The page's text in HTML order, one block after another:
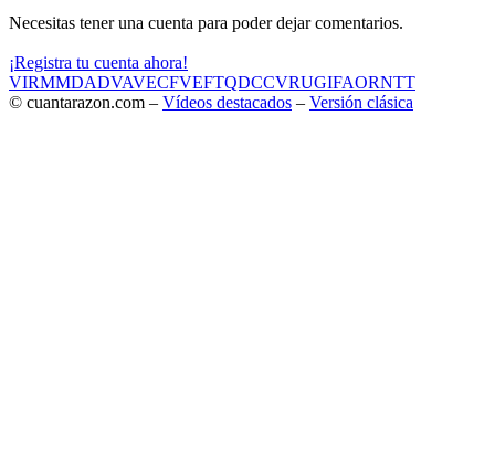
Necesitas tener una cuenta para poder dejar comentarios.
¡Registra tu cuenta ahora!
VIRMMDADVAVECFVEFTQDCCVRUGIFAORNTT
© cuantarazon.com – Vídeos destacados – Versión clásica